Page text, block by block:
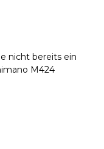
nicht bereits ein
M424